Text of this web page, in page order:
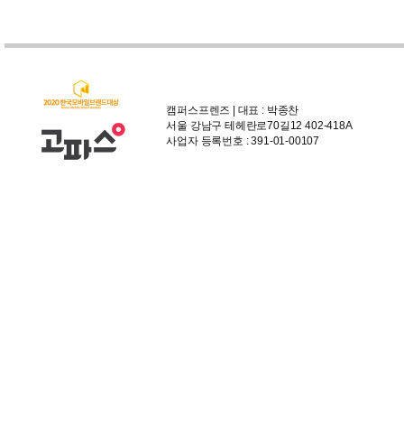
캠퍼스프렌즈 | 대표 : 박종찬
서울 강남구 테헤란로70길12 402-418A
사업자 등록번호 : 391-01-00107